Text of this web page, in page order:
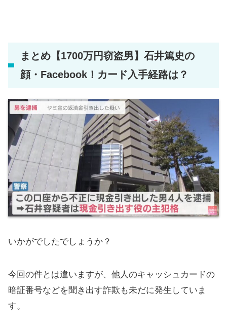
まとめ【1700万円窃盗男】石井篤史の
顔・Facebook！カード入手経路は？
いかがでしたでしょうか？
今回の件とは違いますが、他人のキャッシュカードの
暗証番号などを聞き出す詐欺も未だに発生していま
す。